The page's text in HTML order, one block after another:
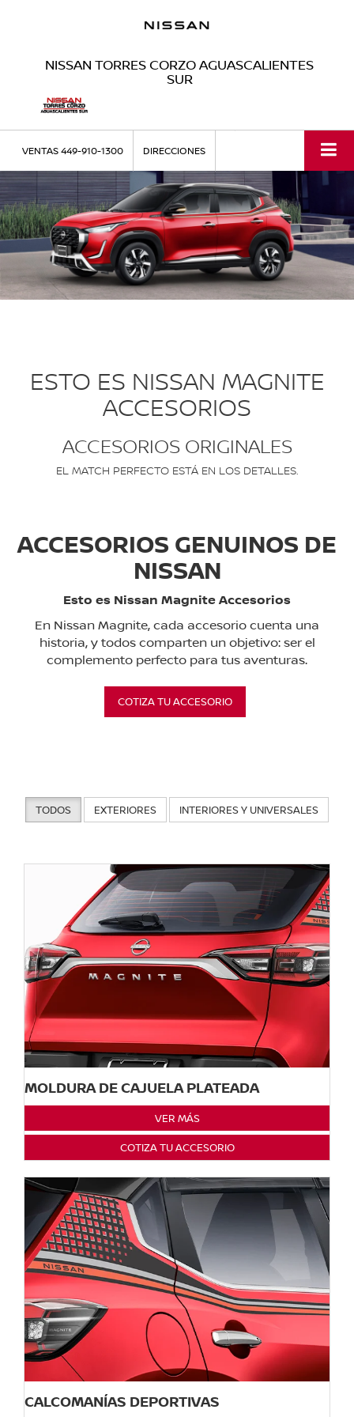
NISSAN TORRES CORZO AGUASCALIENTES
SUR
VENTAS449-910-1300 DIRECCIONES
ESTO ES NISSAN MAGNITE
ACCESORIOS
ACCESORIOS ORIGINALES
EL MATCH PERFECTO ESTÁ EN LOS DETALLES.
ACCESORIOS GENUINOS DE
NISSAN
Esto es Nissan Magnite Accesorios
En Nissan Magnite, cada accesorio cuenta una
historia, y todos comparten un objetivo: ser el
complemento perfecto para tus aventuras.
COTIZA TU ACCESORIO
TODOS EXTERIORES INTERIORES Y UNIVERSALES
MOLDURA DE CAJUELA PLATEADA
VER MÁS
COTIZA TU ACCESORIO
CALCOMANÍAS DEPORTIVAS